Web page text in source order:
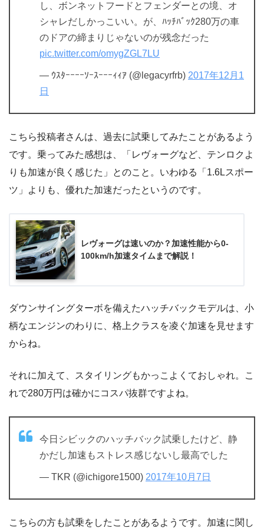
し、ボンネットフードとフェンダーとの境、オ
シャレだしかっこいい。が、ﾊｯﾁﾊﾞｯｸ280万の車
のドアの締まりじゃないのが残念だった
pic.twitter.com/omygZGL7LU
— ｳｽﾀｰｰｰｰｿｰｽｰｰｰｨｨｱ (@legacyrfrb) 2017年12月1
日
こちら投稿者さんは、過去に試乗してみたことがあるよう
です。乗ってみた感想は、「レヴォーグなど、テンロクよ
りも加速が良く感じた」とのこと。いわゆる「1.6Lスポー
ツ」よりも、優れた加速だったというのです。
レヴォーグは速いのか？加速性能から0-
100km/h加速タイムまで解説！
ダウンサイングターボを備えたハッチバックモデルは、小
柄なエンジンのわりに、格上クラスを凌ぐ加速を見せます
からね。
それに加えて、スタイリングもかっこよくておしゃれ。こ
れで280万円は確かにコスパ抜群ですよね。
今日シビックのハッチバック試乗したけど、静
かだし加速もストレス感じないし最高でした
— TKR (@ichigore1500) 2017年10月7日
こちらの方も試乗をしたことがあるようです。加速に関し